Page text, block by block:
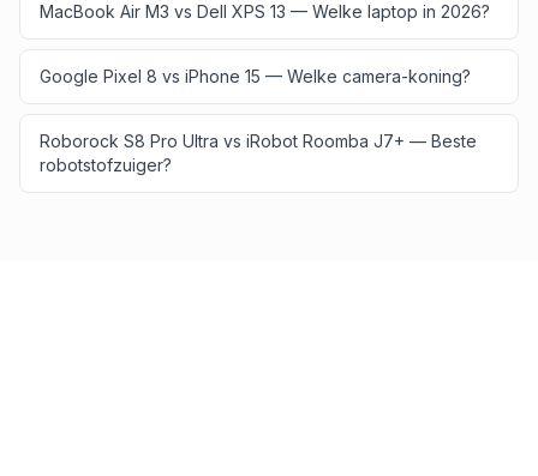
MacBook Air M3 vs Dell XPS 13 — Welke laptop in 2026?
Google Pixel 8 vs iPhone 15 — Welke camera-koning?
Roborock S8 Pro Ultra vs iRobot Roomba J7+ — Beste
robotstofzuiger?